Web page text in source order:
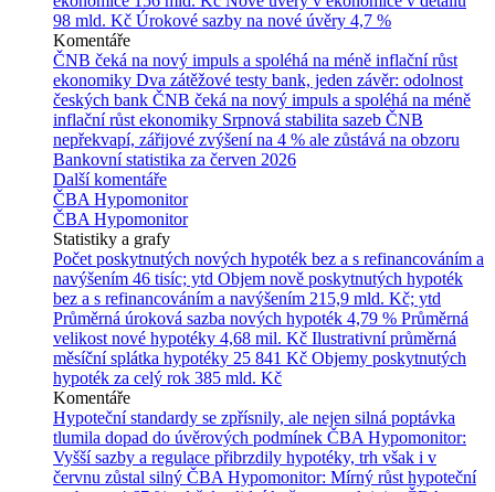
98 mld. Kč Úrokové sazby na nové úvěry 4,7 %
Komentáře
ČNB čeká na nový impuls a spoléhá na méně inflační růst
ekonomiky Dva zátěžové testy bank, jeden závěr: odolnost
českých bank ČNB čeká na nový impuls a spoléhá na méně
inflační růst ekonomiky Srpnová stabilita sazeb ČNB
nepřekvapí, zářijové zvýšení na 4 % ale zůstává na obzoru
Bankovní statistika za červen 2026
Další komentáře
ČBA Hypomonitor
ČBA Hypomonitor
Statistiky a grafy
Počet poskytnutých nových hypoték bez a s refinancováním a
navýšením 46 tisíc; ytd Objem nově poskytnutých hypoték
bez a s refinancováním a navýšením 215,9 mld. Kč; ytd
Průměrná úroková sazba nových hypoték 4,79 % Průměrná
velikost nové hypotéky 4,68 mil. Kč Ilustrativní průměrná
měsíční splátka hypotéky 25 841 Kč Objemy poskytnutých
hypoték za celý rok 385 mld. Kč
Komentáře
Hypoteční standardy se zpřísnily, ale nejen silná poptávka
tlumila dopad do úvěrových podmínek ČBA Hypomonitor:
Vyšší sazby a regulace přibrzdily hypotéky, trh však i v
červnu zůstal silný ČBA Hypomonitor: Mírný růst hypoteční